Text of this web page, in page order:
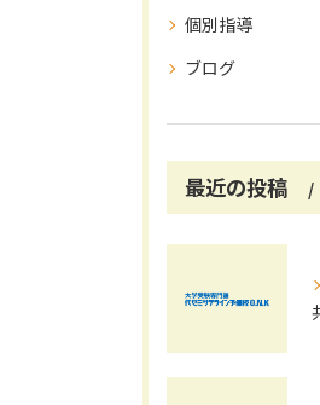
個別指導
ブログ
最近の投稿